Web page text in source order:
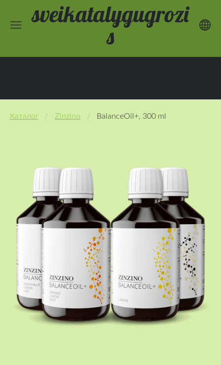
sveikatalygugrozi
s
Каталог Zinzino BalanceOil+, 300 ml